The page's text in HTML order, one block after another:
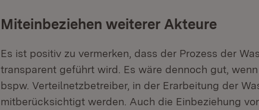
Miteinbeziehen weiterer Akteure
Es ist positiv zu vermerken, dass der Prozess der
transparent geführt wird. Es wäre dennoch gut,
bspw. Verteilnetzbetreiber, in der Erarbeitung der
mitberücksichtigt werden. Auch die Einbeziehung